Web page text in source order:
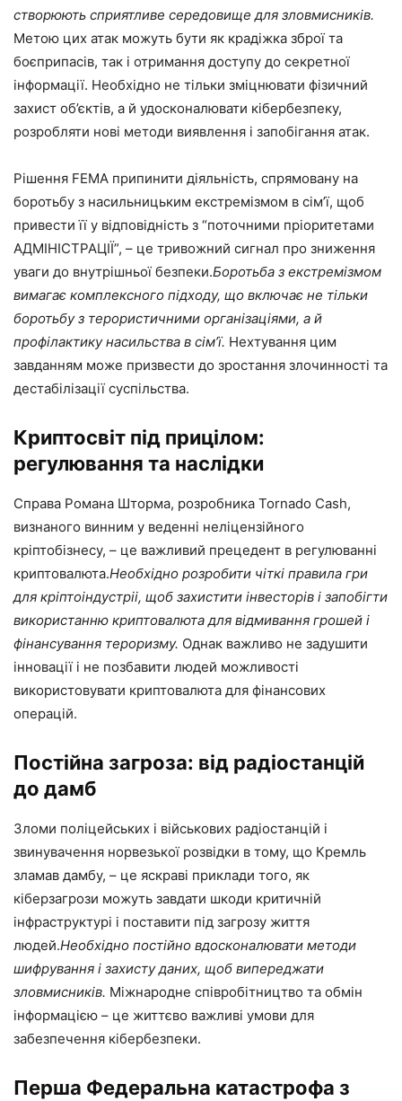
створюють сприятливе середовище для зловмисників.
Метою цих атак можуть бути як крадіжка зброї та
боєприпасів, так і отримання доступу до секретної
інформації. Необхідно не тільки зміцнювати фізичний
захист об’єктів, а й удосконалювати кібербезпеку,
розробляти нові методи виявлення і запобігання атак.
Рішення FEMA припинити діяльність, спрямовану на
боротьбу з насильницьким екстремізмом в сім’ї, щоб
привести її у відповідність з “поточними пріоритетами
АДМІНІСТРАЦІЇ”, – це тривожний сигнал про зниження
уваги до внутрішньої безпеки.Боротьба з екстремізмом
вимагає комплексного підходу, що включає не тільки
боротьбу з терористичними організаціями, а й
профілактику насильства в сім’ї. Нехтування цим
завданням може призвести до зростання злочинності та
дестабілізації суспільства.
Криптосвіт під прицілом:
регулювання та наслідки
Справа Романа Шторма, розробника Tornado Cash,
визнаного винним у веденні неліцензійного
кріптобізнесу, – це важливий прецедент в регулюванні
криптовалюта.Необхідно розробити чіткі правила гри
для кріптоіндустріі, щоб захистити інвесторів і запобігти
використанню криптовалюта для відмивання грошей і
фінансування тероризму. Однак важливо не задушити
інновації і не позбавити людей можливості
використовувати криптовалюта для фінансових
операцій.
Постійна загроза: від радіостанцій
до дамб
Зломи поліцейських і військових радіостанцій і
звинувачення норвезької розвідки в тому, що Кремль
зламав дамбу, – це яскраві приклади того, як
кіберзагрози можуть завдати шкоди критичній
інфраструктурі і поставити під загрозу життя
людей.Необхідно постійно вдосконалювати методи
шифрування і захисту даних, щоб випереджати
зловмисників. Міжнародне співробітництво та обмін
інформацією – це життєво важливі умови для
забезпечення кібербезпеки.
Перша Федеральна катастрофа з